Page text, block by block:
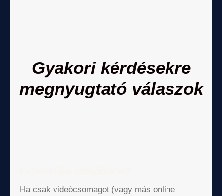
Gyakori kérdésekre
megnyugtató válaszok
Ha csak videócsomagot (vagy más online